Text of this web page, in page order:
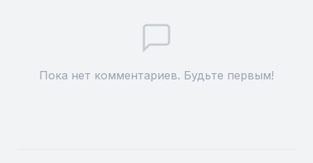
Пока нет комментариев. Будьте первым!